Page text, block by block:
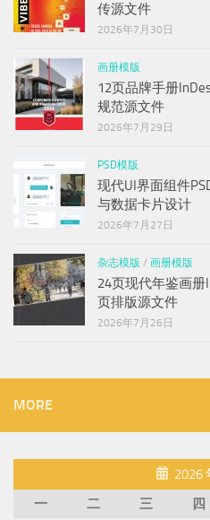
传源文件
2026年7月30日
画册模版
12页品牌手册
规范源文件
2026年7月29日
PSD模版
现代UI界面组件
与数据卡片设计
2026年7月27日
杂志模版 / 画册模版
24页现代年鉴画
页排版源文件
2026年7月26日
MORE
2026
一
二 三 四